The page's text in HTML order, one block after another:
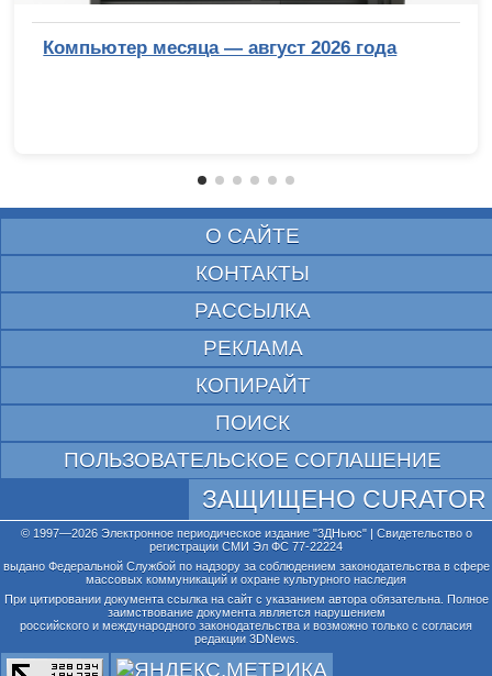
Компьютер месяца — август 2026 года
О САЙТЕ
КОНТАКТЫ
РАССЫЛКА
РЕКЛАМА
КОПИРАЙТ
ПОИСК
ПОЛЬЗОВАТЕЛЬСКОЕ СОГЛАШЕНИЕ
ЗАЩИЩЕНО CURATOR
© 1997—2026 Электронное периодическое издание "3ДНьюс" | Свидетельство о
регистрации СМИ Эл ФС 77-22224
выдано Федеральной Службой по надзору за соблюдением законодательства в сфере
массовых коммуникаций и охране культурного наследия
При цитировании документа ссылка на сайт с указанием автора обязательна. Полное
заимствование документа является нарушением
российского и международного законодательства и возможно только с согласия
редакции 3DNews.